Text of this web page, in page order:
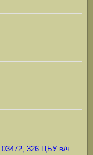
326 ЦБУ в/ч